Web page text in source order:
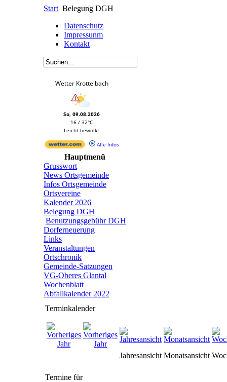
Start Belegung DGH
Datenschutz
Impressunm
Kontakt
Wetter Krottelbach
So, 09.08.2026
16 / 32°C
Leicht bewölkt
Alle Infos
Hauptmenü
Grusswort
News Ortsgemeinde
Infos Ortsgemeinde
Ortsvereine
Kalender 2026
Belegung DGH
Benutzungsgebühr DGH
Dorferneuerung
Links
Veranstaltungen
Ortschronik
Gemeinde-Satzungen
VG-Oberes Glantal
Wochenblatt
Abfallkalender 2022
Terminkalender
Jahresansicht Monatsansicht
Termine für